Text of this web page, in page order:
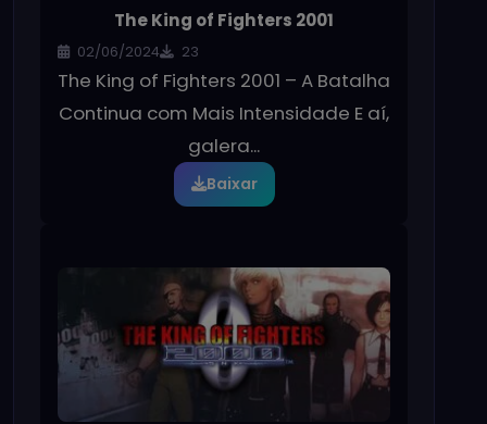
The King of Fighters 2001
02/06/2024 23
The King of Fighters 2001 – A Batalha
Continua com Mais Intensidade E aí,
galera...
Baixar